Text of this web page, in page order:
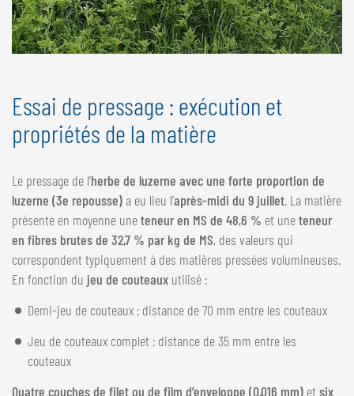
Essai de pressage : exécution et
propriétés de la matière
Le pressage de l’herbe de luzerne avec une forte proportion de
luzerne (3e repousse) a eu lieu l’après-midi du 9juillet. La matière
présente en moyenne uneteneur en MS de 48,6 % et uneteneur
en fibres brutes de 32,7 % par kg de MS, des valeurs qui
correspondent typiquement à des matières pressées volumineuses.
En fonction du jeu de couteaux utilisé :
Demi-jeu de couteaux : distance de 70 mm entre les couteaux
Jeu de couteaux complet : distance de 35 mm entre les
couteaux
Quatre couches de filet ou de film d’enveloppe (0,016 mm) et six